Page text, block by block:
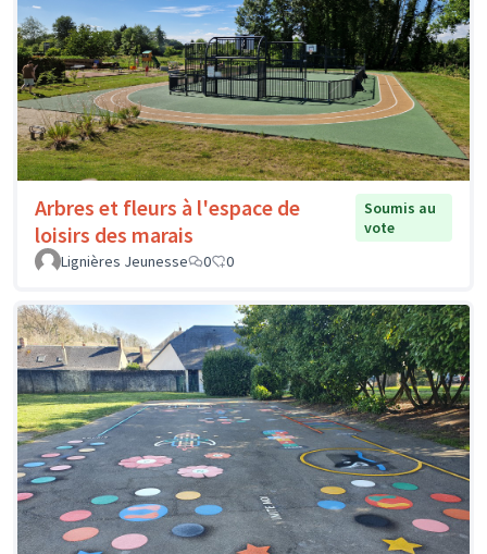
Arbres et fleurs à l'espace de
loisirs des marais
Soumis au
vote
Lignières Jeunesse
0 0